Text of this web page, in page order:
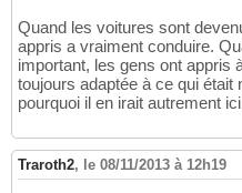
Quand les voitures sont
appris a vraiment conduire.
important, les gens ont appris
toujours adaptée à ce qui
pourquoi il en irait autrement
Traroth2, le 08/11/2013 à 12h19